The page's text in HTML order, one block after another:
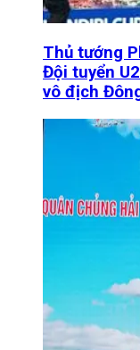
Thủ tướng
Đội tuyển
vô địch